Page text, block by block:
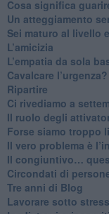
Cosa significa
​Un atteggiamento
​Sei maturo al livello
​L’amicizia
​L’empatia da sola
​Cavalcare
Ripartire
​Ci rivediamo a
​Il ruolo degli
​Forse siamo troppo
​Il vero problema è
​Il congiuntivo…
​Circondati di
​Tre anni di Blog
​Lavorare sotto